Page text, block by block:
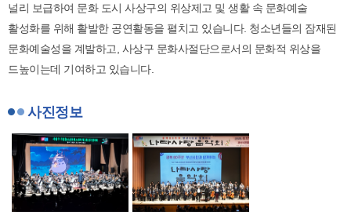
널리 보급하여 문화 도시 사상구의 위상제고 및 생활 속 문화예술
활성화를 위해 활발한 공연활동을 펼치고 있습니다. 청소년들의 잠재된
문화예술성을 계발하고, 사상구 문화사절단으로서의 문화적 위상을
드높이는데 기여하고 있습니다.
사진정보